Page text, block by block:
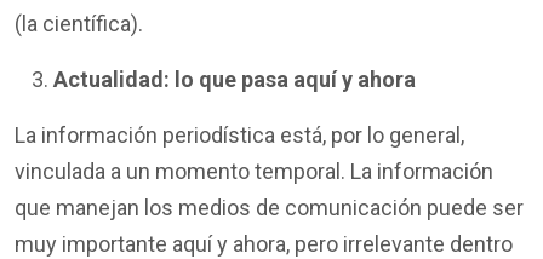
(la científica).
Actualidad: lo que pasa aquí y ahora
La información periodística está, por lo general,
vinculada a un momento temporal. La información
que manejan los medios de comunicación puede ser
muy importante aquí y ahora, pero irrelevante dentro